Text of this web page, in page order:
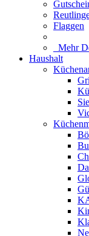
Flaggen
Mehr
Haushalt